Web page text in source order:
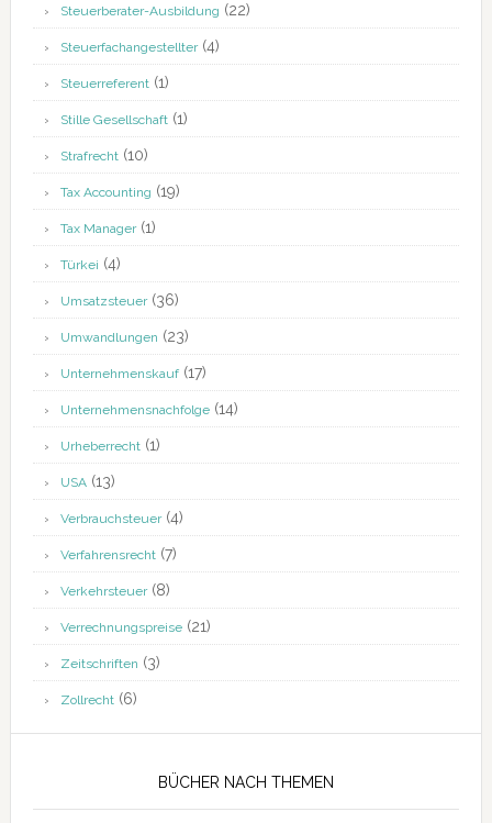
Steuerberater-Ausbildung (22)
Steuerfachangestellter(4)
Steuerreferent(1)
Stille Gesellschaft(1)
Strafrecht(10)
Tax Accounting (19)
Tax Manager(1)
Türkei (4)
Umsatzsteuer(36)
Umwandlungen (23)
Unternehmenskauf(17)
Unternehmensnachfolge(14)
Urheberrecht(1)
USA(13)
Verbrauchsteuer(4)
Verfahrensrecht(7)
Verkehrsteuer(8)
Verrechnungspreise(21)
Zeitschriften (3)
Zollrecht(6)
BÜCHER NACH THEMEN